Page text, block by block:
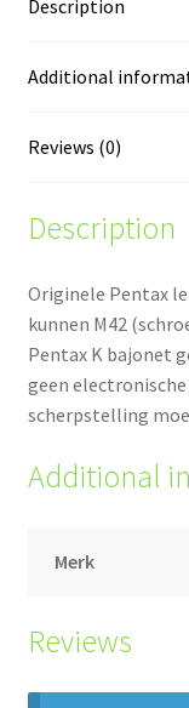
Description
Additional
Reviews (0)
Description
Originele Pentax
kunnen M42
Pentax K bajonet
geen
scherpstelling
Additional
Merk
Reviews